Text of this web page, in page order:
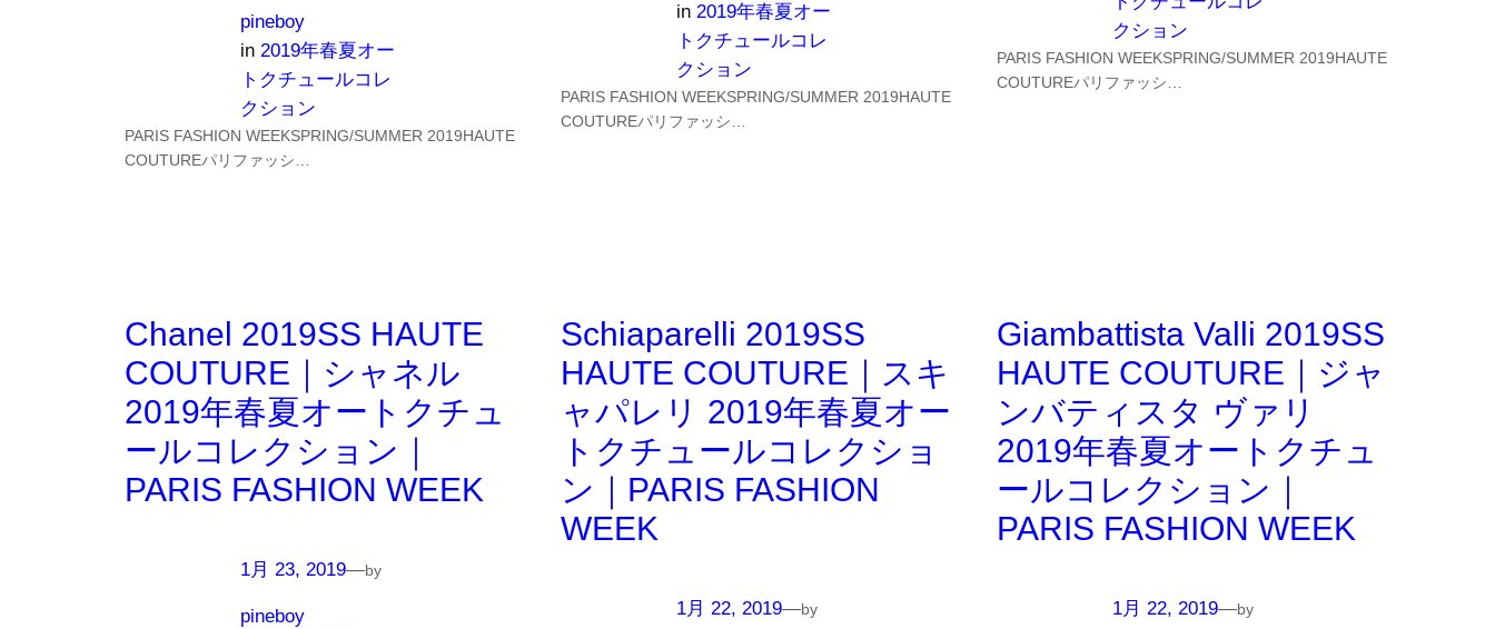
pineboy
in 2019年春夏オー
トクチュールコレ
クション
PARIS FASHION WEEKSPRING/SUMMER 2019HAUTE
COUTUREパリファッシ…
in 2019年春夏オー
トクチュールコレ
クション
PARIS FASHION WEEKSPRING/SUMMER 2019HAUTE
COUTUREパリファッシ…
クション
PARIS FASHION WEEKSPRING/SUMMER 2019HAUTE
COUTUREパリファッシ…
Chanel 2019SS HAUTE
COUTURE｜シャネル
2019年春夏オートクチュ
ールコレクション｜
PARIS FASHION WEEK
1月 23, 2019—by
pineboy
Schiaparelli 2019SS
HAUTE COUTURE｜スキ
ャパレリ 2019年春夏オー
トクチュールコレクショ
ン｜PARIS FASHION
WEEK
1月 22, 2019—by
Giambattista Valli 2019SS
HAUTE COUTURE｜ジャ
ンバティスタ ヴァリ
2019年春夏オートクチュ
ールコレクション｜
PARIS FASHION WEEK
1月 22, 2019—by